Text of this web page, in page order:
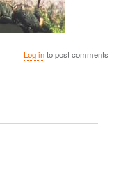
Log into post comments